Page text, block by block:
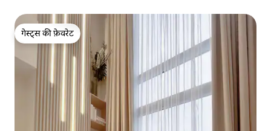
गेस्ट्स की फ़ेवरेट
गेस्ट्स की फ़ेवरेट